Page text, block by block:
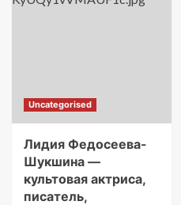
Uncategorised
Лидия Федосеева-
Шукшина —
культовая актриса,
писатель,